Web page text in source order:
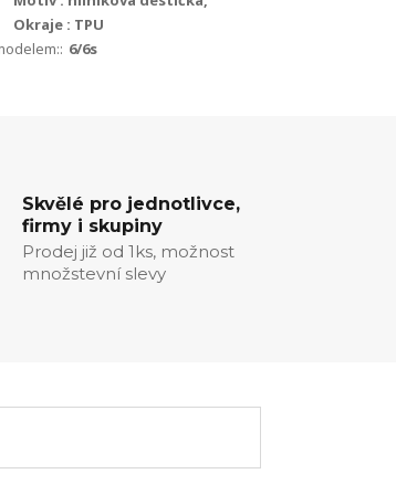
Okraje : TPU
6/6s
Skvělé pro jednotlivce,
firmy i skupiny
Prodej již od 1ks, možnost
množstevní slevy